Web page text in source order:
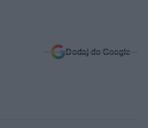
Dodaj do Google